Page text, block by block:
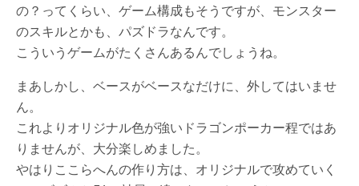
の？ってくらい、ゲーム構成もそうですが、モンスター
のスキルとかも、パズドラなんです。
こういうゲームがたくさんあるんでしょうね。
まあしかし、ベースがベースなだけに、外してはいませ
ん。
これよりオリジナル色が強いドラゴンポーカー程ではあ
りませんが、大分楽しめました。
やはりここらへんの作り方は、オリジナルで攻めていく